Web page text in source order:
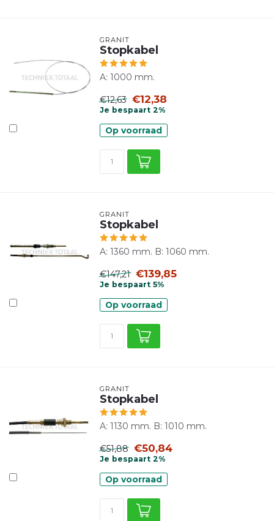
GRANIT
Stopkabel
A: 1000 mm.
€12,63 €12,38
Je bespaart 2%
Op voorraad
GRANIT
Stopkabel
A: 1360 mm. B: 1060 mm.
€147,21 €139,85
Je bespaart 5%
Op voorraad
GRANIT
Stopkabel
A: 1130 mm. B: 1010 mm.
€51,88 €50,84
Je bespaart 2%
Op voorraad